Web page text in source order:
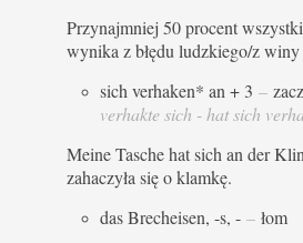
Przynajmniej 50 procent
wynika z błędu ludzkiego/z winy
sich verhaken* an + 3 –
verhakte sich - hat sich
Meine Tasche hat sich an der
zahaczyła się o klamkę.
das Brecheisen, -s, - – łom